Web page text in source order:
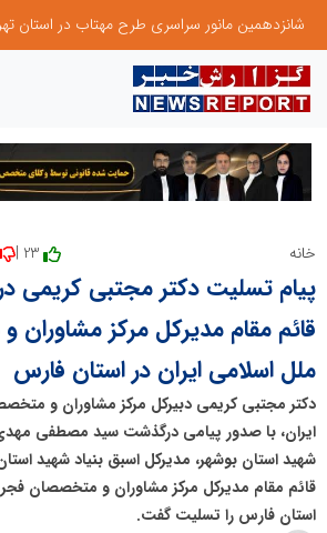
خانه 23 |
پیام تسلیت دکتر مجتبی کریمی
قائم مقام مدیرکل مرکز
ملل اسلامی ایران در استان فارس
دکتر مجتبی کریمی دبیرکل مرکز مشاوران و
ایران، با صدور پیامی درگذشت سید مصطفی
شهید استان بوشهر، مدیرکل اسبق بنیاد شهید
قائم مقام مدیرکل مرکز مشاوران و متخصصان فجر
استان فارس را تسلیت گفت.